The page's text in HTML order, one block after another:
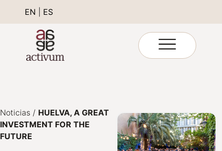
EN ES
Noticias / HUELVA, A GREAT
INVESTMENT FOR THE
FUTURE